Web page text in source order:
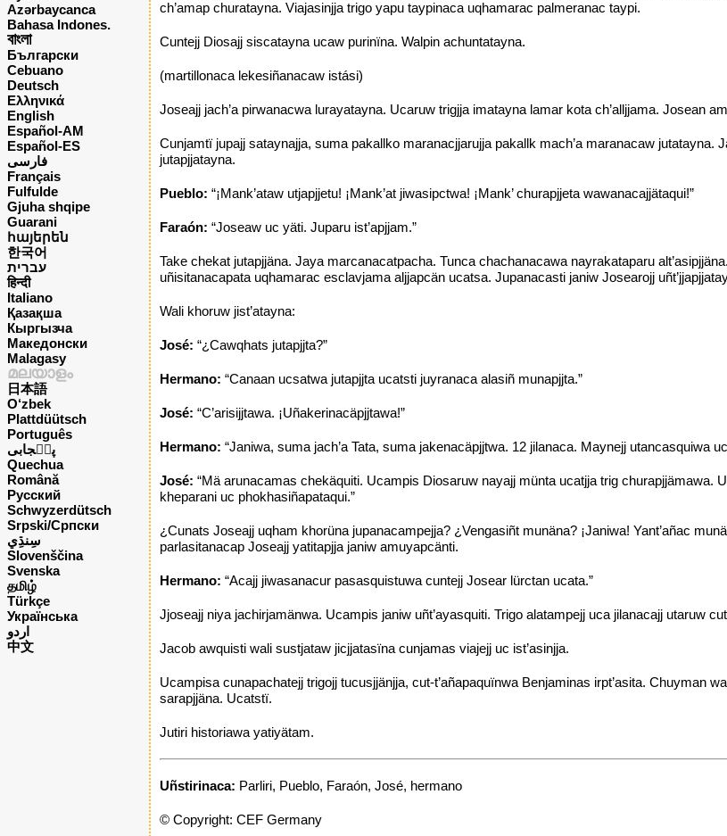
Azərbaycanca
Bahasa Indones.
বাংলা
Български
Cebuano
Deutsch
Ελληνικά
English
Español-AM
Español-ES
فارسی
Français
Fulfulde
Gjuha shqipe
Guarani
հայերեն
한국어
עברית
हिन्दी
Italiano
Қазақша
Кыргызча
Македонски
Malagasy
മലയാളം
日本語
O‘zbek
Plattdüütsch
Português
پن٘جابی
Quechua
Română
Русский
Schwyzerdütsch
Srpski/Српски
Slovenščina
Svenska
தமிழ்
Türkçe
Українська
اردو
中文
ch’amap churatayna. Viajasinjja trigo yapu taypinaca uqhamarac palmeranac taypi.
Cuntejj Diosajj siscatayna ucaw purinïna. Walpin achuntatayna.
(martillonaca lekesiñanacaw istási)
Joseajj jach’a pirwanacwa lurayatayna. Ucaruw trigjja imatayna lamar kota ch’alljjama. Josean
Cunjamtï jupajj sataynajja, suma pakallko maranacjjarujja pakallk mach’a maranacaw jutatayna.
jutapjjatayna.
Pueblo: “¡Mank’ataw utjapjjetu! ¡Mank’at jiwasipctwa! ¡Mank’ churapjjeta wawanacajjätaqui!”
Faraón: “Joseaw uc yäti. Juparu ist’apjjam.”
Take chekat jutapjjäna. Jaya marcanacatpacha. Tunca chachanacawa nayrakataparu
uñisitanacapata uqhamarac esclavjama aljjapcän ucatsa. Jupanacasti janiw Josearojj
Wali khoruw jist’atayna:
José: “¿Cawqhats jutapjjta?”
Hermano: “Canaan ucsatwa jutapjjta ucatsti juyranaca alasiñ munapjjta.”
José: “C’arisijjtawa. ¡Uñakerinacäpjjtawa!”
Hermano: “Janiwa, suma jach’a Tata, suma jakenacäpjjtwa. 12 jilanaca. Maynejj utancasquiwa
José: “Mä arunacamas chekäquiti. Ucampis Diosaruw nayajj münta ucatjja trig churapjjämawa.
kheparani uc phokhasiñapataqui.”
¿Cunats Joseajj uqham khorüna jupanacampejja? ¿Vengasiñt munäna? ¡Janiwa! Yant’añac
parlasitanacap Joseajj yatitapjja janiw amuyapcänti.
Hermano: “Acajj jiwasanacur pasasquistuwa cuntejj Josear lürctan ucata.”
Jjoseajj niya jachirjamänwa. Ucampis janiw uñt’ayasquiti. Trigo alatampejj uca jilanacajj utaruw
Jacob awquisti wali sustjataw jicjjatasïna cunjamas viajejj uc ist’asinjja.
Ucampisa cunapachatejj trigojj tucusjjänjja, cut-t’añapaquïnwa Benjaminas irpt’asita. Chuyman
sarapjjäna. Ucatstï.
Jutiri historiawa yatiyätam.
Uñstirinaca: Parliri, Pueblo, Faraón, José, hermano
© Copyright: CEF Germany